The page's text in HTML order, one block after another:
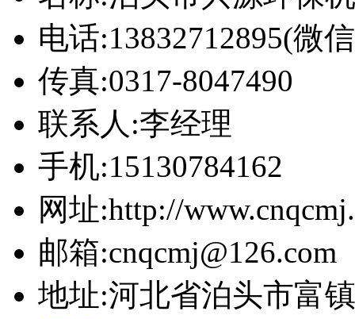
电话:13832712895(微
传真:0317-8047490
联系人:李经理
手机:15130784162
网址:http://
邮箱:cnqcmj@126.com
地址:河北省泊头市富